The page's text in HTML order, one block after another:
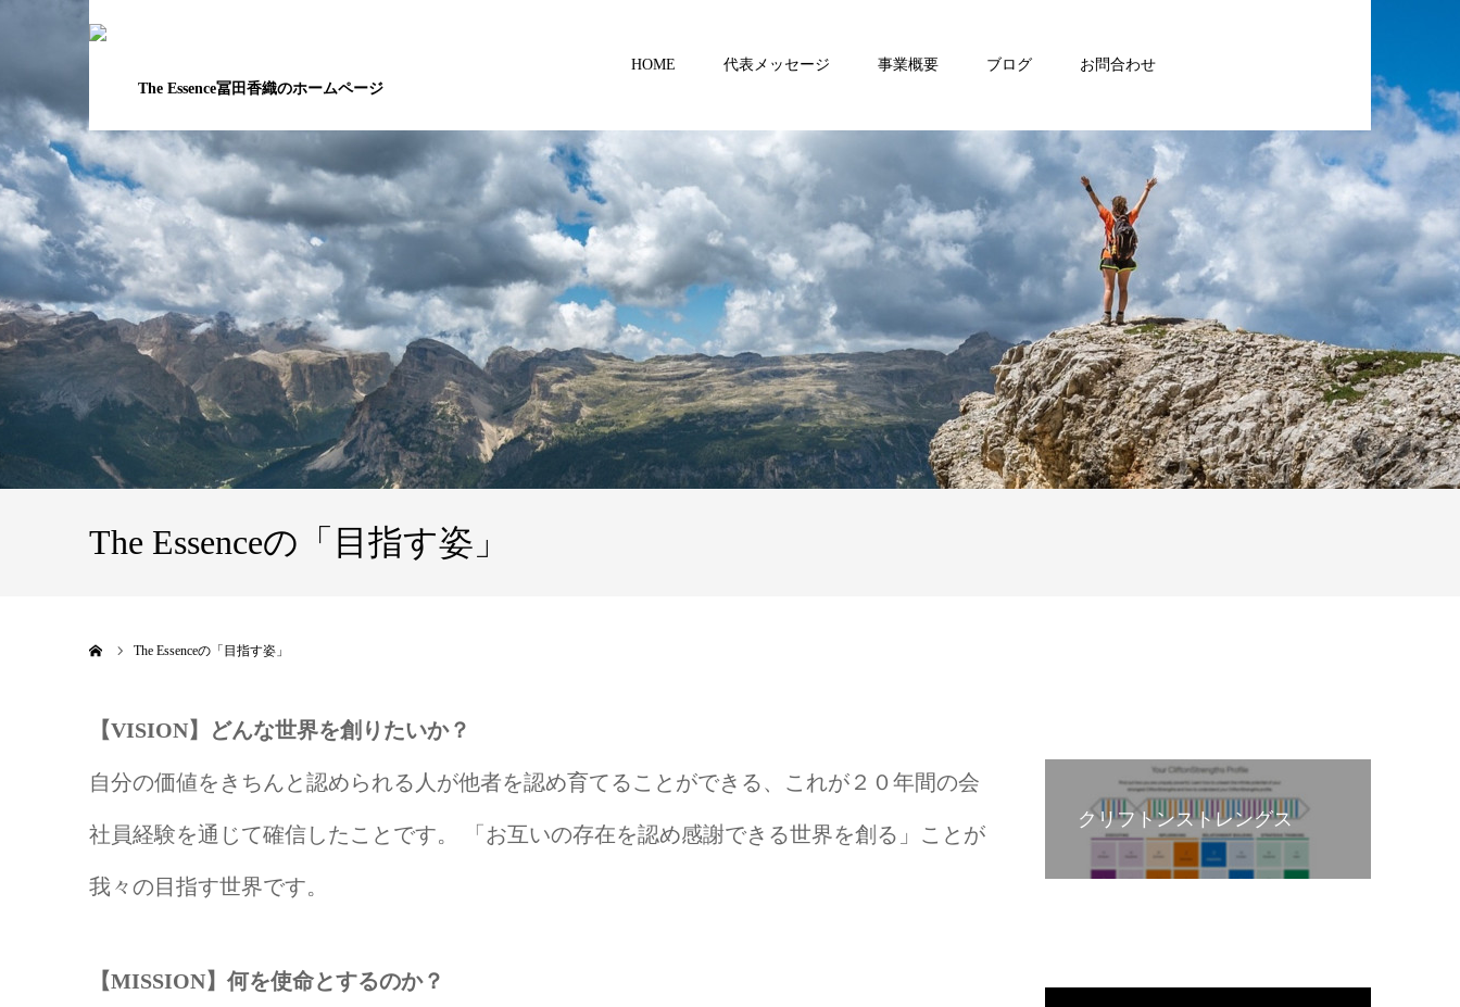
HOME 代表メッセージ 事業概要 ブログ お問合わせ
The Essenceの「目指す姿」
The Essenceの「目指す姿」
【VISION】どんな世界を創りたいか？
自分の価値をきちんと認められる人が他者を認め育てることができる、これが２０年間の会
社員経験を通じて確信したことです。 「お互いの存在を認め感謝できる世界を創る」ことが
我々の目指す世界です。
【MISSION】何を使命とするのか？
クリフトンストレングス